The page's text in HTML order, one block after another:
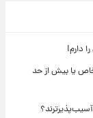
دارم!
خاص یا بیش از حد